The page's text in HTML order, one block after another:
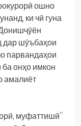
ошно
ки чӣ гуна
дар шӯъбаҳои
парвандаҳои
онҳо имкон
амалиёт
муфаттишӣ”